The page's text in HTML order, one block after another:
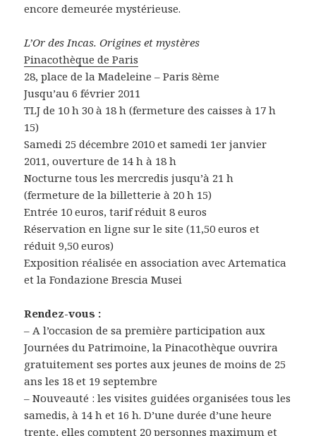
encore demeurée mystérieuse.
L’Or des Incas. Origines et mystères
Pinacothèque de Paris
28, place de la Madeleine – Paris 8ème
Jusqu’au 6 février 2011
TLJ de 10 h 30 à 18 h (fermeture des caisses à 17 h
15)
Samedi 25 décembre 2010 et samedi 1er janvier
2011, ouverture de 14 h à 18 h
Nocturne tous les mercredis jusqu’à 21 h
(fermeture de la billetterie à 20 h 15)
Entrée 10 euros, tarif réduit 8 euros
Réservation en ligne sur le site (11,50 euros et
réduit 9,50 euros)
Exposition réalisée en association avec Artematica
et la Fondazione Brescia Musei
Rendez-vous :
– A l’occasion de sa première participation aux
Journées du Patrimoine, la Pinacothèque ouvrira
gratuitement ses portes aux jeunes de moins de 25
ans les 18 et 19 septembre
– Nouveauté : les visites guidées organisées tous les
samedis, à 14 h et 16 h. D’une durée d’une heure
trente, elles comptent 20 personnes maximum et